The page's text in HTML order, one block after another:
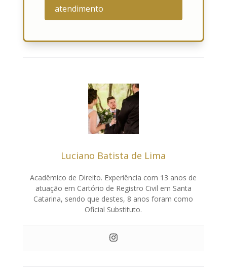
atendimento
Luciano Batista de Lima
Acadêmico de Direito. Experiência com 13 anos de
atuação em Cartório de Registro Civil em Santa
Catarina, sendo que destes, 8 anos foram como
Oficial Substituto.